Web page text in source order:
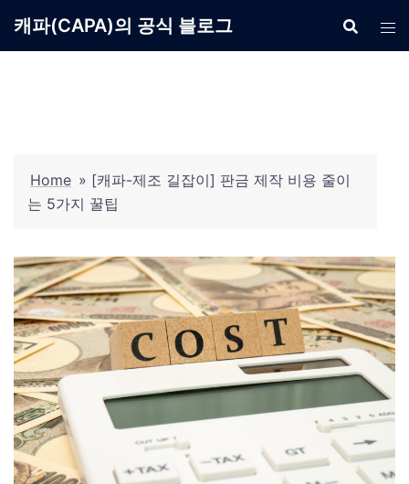
캐파(CAPA)의 공식 블로그
Home » [캐파-제조 길잡이] 판금 제작 비용 줄이
는 5가지 꿀팁